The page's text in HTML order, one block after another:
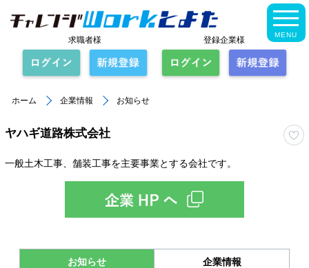
MENU
求職者様 登録企業様
ホーム 企業情報 お知らせ
ヤハギ道路株式会社
一般土木工事、舗装工事を主要事業とする会社です。
お知らせ 企業情報